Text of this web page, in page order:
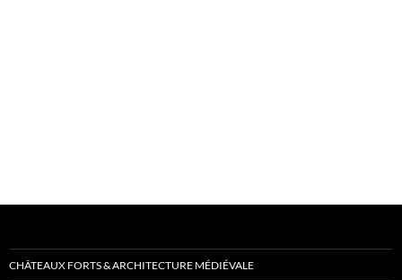
CHÂTEAUX FORTS & ARCHITECTURE MÉDIÉVALE